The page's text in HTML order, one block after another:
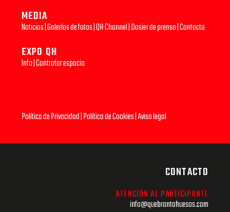
MEDIA
Noticias|Galerías de fotos|QH Channel|Dosier de prensa|Contacto
EXPO QH
Info|Contratar espacio
Política de Privacidad|Política de Cookies|Aviso legal
CONTACTO
ATENCIÓN AL PARTICIPANTE
info@quebrantahuesos.com